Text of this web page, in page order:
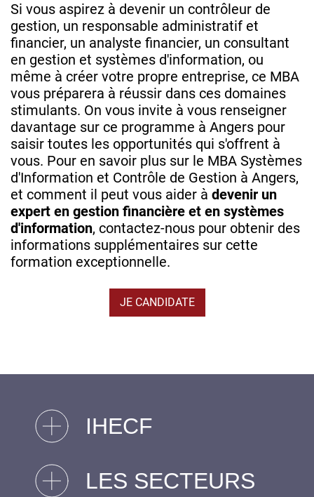
Si vous aspirez à devenir un contrôleur de
gestion, un responsable administratif et
financier, un analyste financier, un consultant
en gestion et systèmes d'information, ou
même à créer votre propre entreprise, ce MBA
vous préparera à réussir dans ces domaines
stimulants. On vous invite à vous renseigner
davantage sur ce programme à Angers pour
saisir toutes les opportunités qui s'offrent à
vous. Pour en savoir plus sur le MBA Systèmes
d'Information et Contrôle de Gestion à Angers,
et comment il peut vous aider à devenir un
expert en gestion financière et en systèmes
d'information, contactez-nous pour obtenir des
informations supplémentaires sur cette
formation exceptionnelle.
JE CANDIDATE
IHECF
LES SECTEURS